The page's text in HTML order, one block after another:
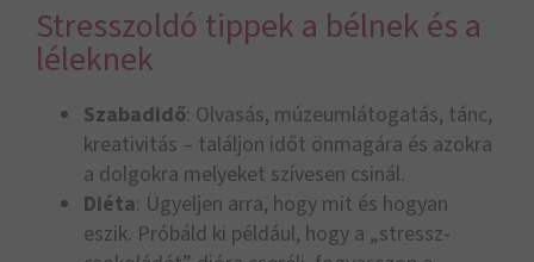
Stresszoldó tippek a bélnek és a
léleknek
Szabadidő: Olvasás, múzeumlátogatás, tánc,
kreativitás – találjon időt önmagára és azokra
a dolgokra melyeket szívesen csinál.
Diéta: Ügyeljen arra, hogy mit és hogyan
eszik. Próbáld ki például, hogy a „stressz-